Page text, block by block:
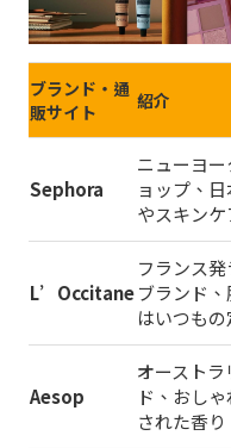
ブランド・通
販サイト
紹介
Sephora
ニューヨ
ョップ、
やスキン
L’Occitane
フランス
ブランド
はいつもの
Aesop
オースト
ド、おし
された香